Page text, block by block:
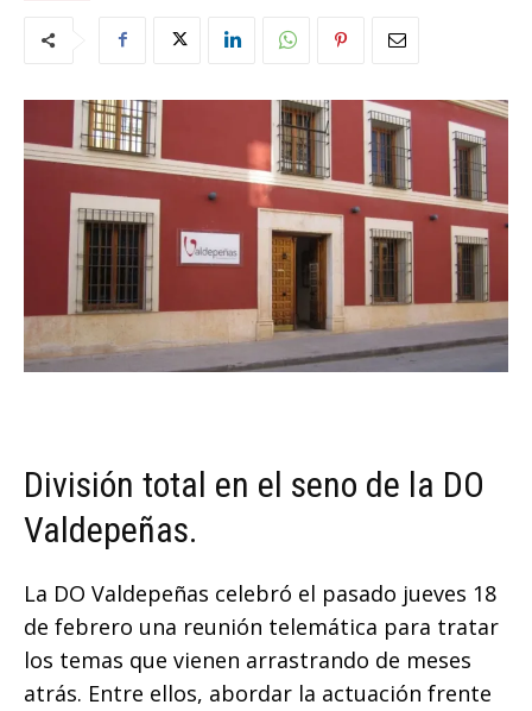
División total en el seno de la DO
Valdepeñas.
La DO Valdepeñas celebró el pasado jueves 18
de febrero una reunión telemática para tratar
los temas que vienen arrastrando de meses
atrás. Entre ellos, abordar la actuación frente